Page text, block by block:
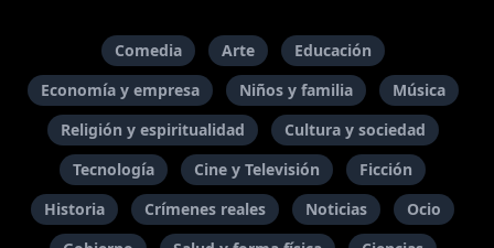
Comedia Arte
Educación
Economía y empresa
Niños y familia
Música
Religión y espiritualidad
Cultura y sociedad
Tecnología
Cine y Televisión
Ficción
Historia
Crímenes reales Noticias
Ocio